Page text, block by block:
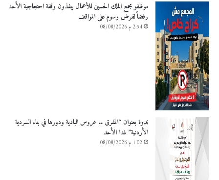
موظفو مجمع الملك الحسين للأعمال ينفذون وقفة احتجاجية الأحد
رفضاً لفرض رسوم على المواقف
2:54 م 08/08/2026
ندوة بعنوان “المفرق .. عروس البادية ودورها في بناء السردية
الأردنية” غدا الأحد
1:02 م 08/08/2026